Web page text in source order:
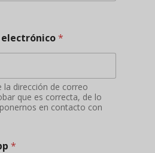
electrónico*
la dirección de correo
que es correcta, de lo
en contacto con
*